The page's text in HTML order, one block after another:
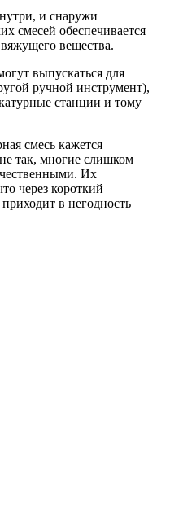
и снаружи
смесей обеспечивается
вещества.
выпускаться для
ручной инструмент),
станции и тому
смесь кажется
так, многие слишком
Их
через короткий
в негодность